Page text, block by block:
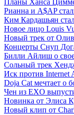
Планы Ханса
Рианна и A$AP
Ким Кардашьян
Новое лицо Louis
Новый трек от
Концерты Снуп
Билли Айлиш о
Сольный трек
Иск против Internet
Doja Cat мечтает о
Чен из EXO
Новинка от Элиса
Новый клип от